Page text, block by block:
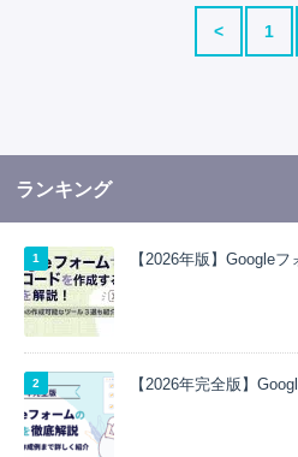
< 1
ランキング
【2026年版】Google
【2026年完全版】